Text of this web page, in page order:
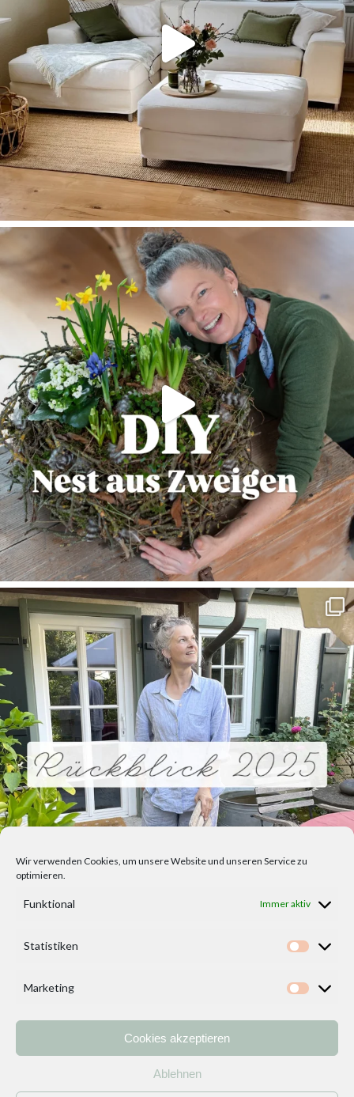
Wir verwenden Cookies, um unsere Website und unseren Service zu
optimieren.
Funktional Immer aktiv
Statistiken
Marketing
Cookies akzeptieren
Ablehnen
Kontakt